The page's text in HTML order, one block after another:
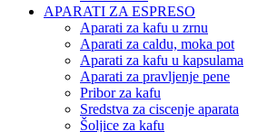
APARATI ZA ESPRESO
Aparati za kafu u zrnu
Aparati za caldu, moka pot
Aparati za kafu u kapsulama
Aparati za pravljenje pene
Pribor za kafu
Sredstva za ciscenje aparata
Šoljice za kafu